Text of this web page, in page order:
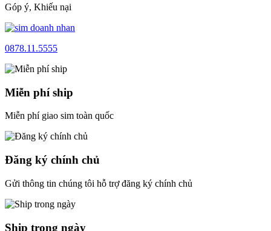
Góp ý, Khiếu nại
0878.11.5555
Miễn phí ship
Miễn phí giao sim toàn quốc
Đăng ký chính chủ
Gửi thông tin chúng tôi hỗ trợ đăng ký chính chủ
Ship trong ngày